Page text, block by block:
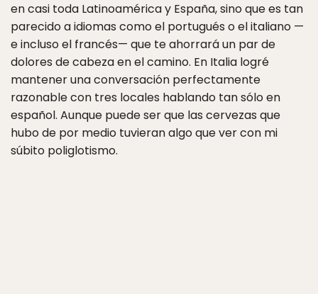
en casi toda Latinoamérica y España, sino que es tan
parecido a idiomas como el portugués o el italiano —
e incluso el francés— que te ahorrará un par de
dolores de cabeza en el camino. En Italia logré
mantener una conversación perfectamente
razonable con tres locales hablando tan sólo en
español. Aunque puede ser que las cervezas que
hubo de por medio tuvieran algo que ver con mi
súbito poliglotismo.